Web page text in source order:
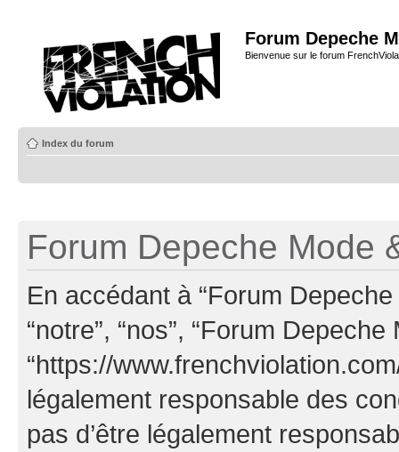
Forum Depeche
Bienvenue sur le forum
Index du forum
Forum Depeche Mode
En accédant à “Forum
“notre”, “nos”, “Forum Depeche
“https://
légalement responsable des
pas d’être légalement